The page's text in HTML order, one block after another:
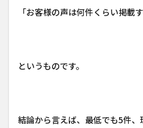
「お客様の声は何件くらい掲載
というものです。
結論から言えば、最低でも5件